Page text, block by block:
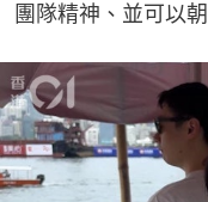
團隊精神、並可以